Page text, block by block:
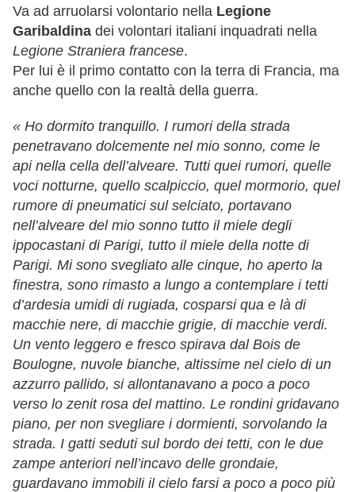
Va ad arruolarsi volontario nella Legione
Garibaldina dei volontari italiani inquadrati nella
Legione Straniera francese.
Per lui è il primo contatto con la terra di Francia, ma
anche quello con la realtà della guerra.
« Ho dormito tranquillo. I rumori della strada
penetravano dolcemente nel mio sonno, come le
api nella cella dell’alveare. Tutti quei rumori, quelle
voci notturne, quello scalpiccio, quel mormorio, quel
rumore di pneumatici sul selciato, portavano
nell’alveare del mio sonno tutto il miele degli
ippocastani di Parigi, tutto il miele della notte di
Parigi. Mi sono svegliato alle cinque, ho aperto la
finestra, sono rimasto a lungo a contemplare i tetti
d’ardesia umidi di rugiada, cosparsi qua e là di
macchie nere, di macchie grigie, di macchie verdi.
Un vento leggero e fresco spirava dal Bois de
Boulogne, nuvole bianche, altissime nel cielo di un
azzurro pallido, si allontanavano a poco a poco
verso lo zenit rosa del mattino. Le rondini gridavano
piano, per non svegliare i dormienti, sorvolando la
strada. I gatti seduti sul bordo dei tetti, con le due
zampe anteriori nell’incavo delle grondaie,
guardavano immobili il cielo farsi a poco a poco più